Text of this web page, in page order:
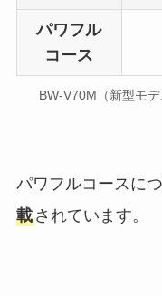
パワフル
コース
BW-V70M（新型モ
パワフルコースにつ
載されています。